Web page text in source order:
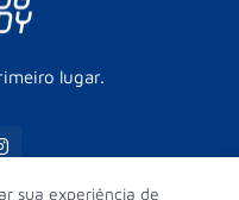
lugar.
sua experiência de